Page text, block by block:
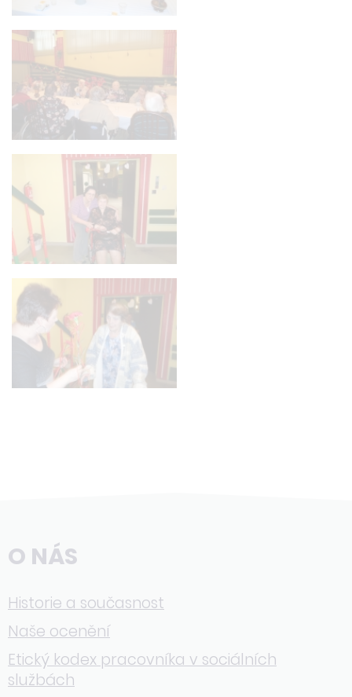
O NÁS
Historie a současnost
Naše ocenění
Etický kodex pracovníka v sociálních
službách